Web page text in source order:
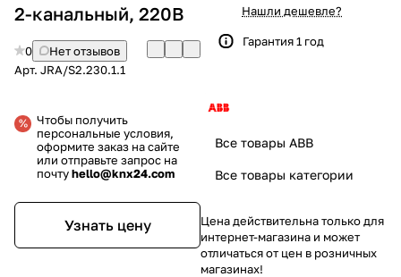
2-канальный, 220В
0
Нет отзывов
Арт. JRA/S2.230.1.1
Чтобы получить
персональные условия,
оформите заказ на сайте
или отправьте запрос на
почтуhello@knx24.com
Узнать цену
Нашли дешевле?
Гарантия 1 год
Все товары ABB
Все товары категории
Цена действительна только для
интернет-магазина и может
отличаться от цен в розничных
магазинах!